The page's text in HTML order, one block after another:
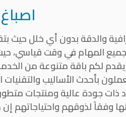
والدقة بدون أي خلل حيث
جميع المهام في وقت قياسي،
يقدم لكم باقة متنوعة من
بأحدث الأساليب
ذات جودة عالية ومنتجات
وفقاً لذوقهم